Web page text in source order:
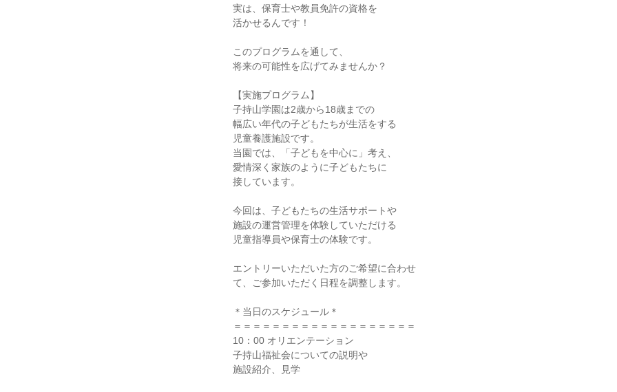
実は、保育士や教員免許の資格を
活かせるんです！
このプログラムを通して、
将来の可能性を広げてみませんか？
【実施プログラム】
子持山学園は2歳から18歳までの
幅広い年代の子どもたちが生活をする
児童養護施設です。
当園では、「子どもを中心に」考え、
愛情深く家族のように子どもたちに
接しています。
今回は、子どもたちの生活サポートや
施設の運営管理を体験していただける
児童指導員や保育士の体験です。
エントリーいただいた方のご希望に合わせ
て、ご参加いただく日程を調整します。
＊当日のスケジュール＊
＝＝＝＝＝＝＝＝＝＝＝＝＝＝＝＝＝＝＝
10：00 オリエンテーション
子持山福祉会についての説明や
施設紹介、見学